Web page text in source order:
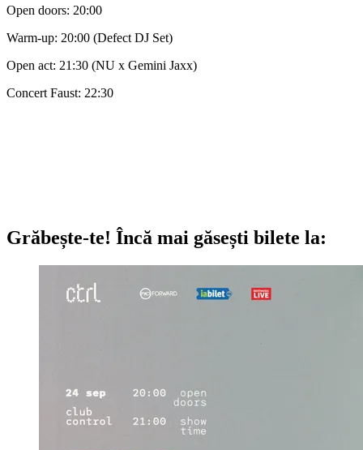
Open doors: 20:00
Warm-up: 20:00 (Defect DJ Set)
Open act: 21:30 (NU x Gemini Jaxx)
Concert Faust: 22:30
Grăbește-te! Încă mai găsești bilete la: